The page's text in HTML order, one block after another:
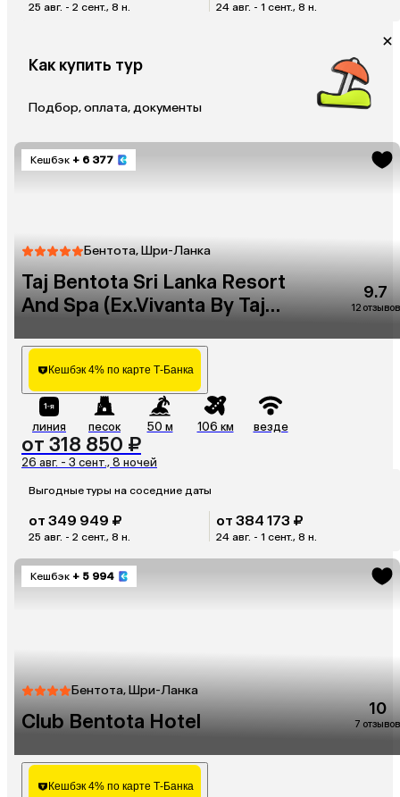
25 авг. - 2 сент., 8 н. 24 авг. - 1 сент., 8 н.
Как купить тур
Подбор, оплата, документы
Кешбэк + 6 377
Бентота, Шри-Ланка
Taj Bentota Sri Lanka Resort
And Spa (Ex.Vivanta By Taj
9.7
12 отзывов
Кешбэк 4% по карте Т-Банка
линия песок 50 м 106 км везде
от 318 850 ₽
26 авг. - 3 сент., 8 ночей
Выгодные туры на соседние даты
от 349 949 ₽
25 авг. - 2 сент., 8 н.
от 384 173 ₽
24 авг. - 1 сент., 8 н.
Кешбэк + 5 994
Бентота, Шри-Ланка
Club Bentota Hotel
10
7 отзывов
Кешбэк 4% по карте Т-Банка